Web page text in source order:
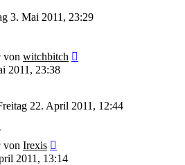
3. Mai 2011, 23:29
von witchbitch
2011, 23:38
22. April 2011, 12:44
von Irexis
2011, 13:14